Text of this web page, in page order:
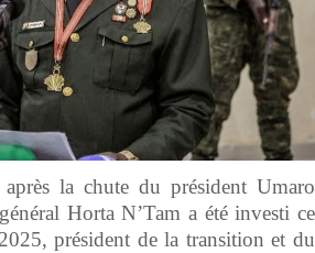
la chute du président Umaro
Horta N’Tam a été investi ce
président de la transition et du